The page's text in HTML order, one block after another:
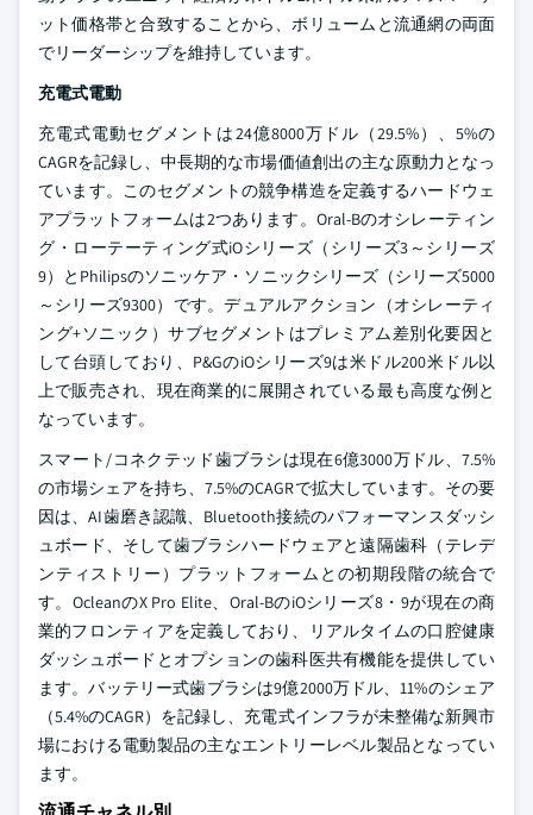
ット価格帯と合致することから、ボリュームと流通網の両面
でリーダーシップを維持しています。
充電式電動
充電式電動セグメントは24億8000万ドル（29.5%）、5%の
CAGRを記録し、中長期的な市場価値創出の主な原動力となっ
ています。このセグメントの競争構造を定義するハードウェ
アプラットフォームは2つあります。Oral-Bのオシレーティン
グ・ローテーティング式iOシリーズ（シリーズ3～シリーズ
9）とPhilipsのソニッケア・ソニックシリーズ（シリーズ5000
～シリーズ9300）です。デュアルアクション（オシレーティ
ング+ソニック）サブセグメントはプレミアム差別化要因と
して台頭しており、P&GのiOシリーズ9は米ドル200米ドル以
上で販売され、現在商業的に展開されている最も高度な例と
なっています。
スマート/コネクテッド歯ブラシは現在6億3000万ドル、7.5%
の市場シェアを持ち、7.5%のCAGRで拡大しています。その要
因は、AI歯磨き認識、Bluetooth接続のパフォーマンスダッシ
ュボード、そして歯ブラシハードウェアと遠隔歯科（テレデ
ンティストリー）プラットフォームとの初期段階の統合で
す。OcleanのX Pro Elite、Oral-BのiOシリーズ8・9が現在の商
業的フロンティアを定義しており、リアルタイムの口腔健康
ダッシュボードとオプションの歯科医共有機能を提供してい
ます。バッテリー式歯ブラシは9億2000万ドル、11%のシェア
（5.4%のCAGR）を記録し、充電式インフラが未整備な新興市
場における電動製品の主なエントリーレベル製品となってい
ます。